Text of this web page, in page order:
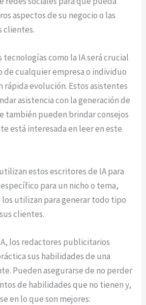
aspectos de su negocio o las
clientes.
tecnologías como la IA será crucial
cualquier empresa o individuo
rápida evolución. Estos asistentes
asistencia con la generación de
también pueden brindar consejos
está interesada en leer en este
estos escritores de IA para
para un nicho o tema,
utilizan para generar todo tipo
clientes.
los redactores publicitarios
sus habilidades de una
Pueden asegurarse de no perder
de habilidades que no tienen y,
en lo que son mejores: